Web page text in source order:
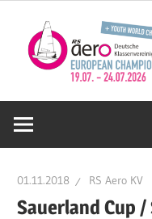
Inhalt
springen
01.11.2018 RS Aero KV
Sauerland Cup /